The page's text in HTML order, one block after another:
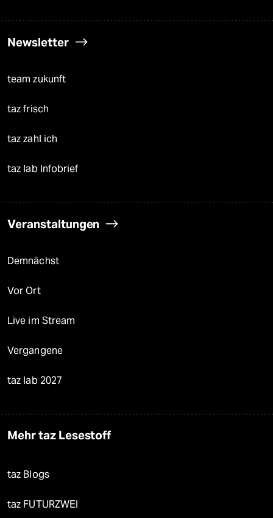
Newsletter
team zukunft
taz frisch
taz zahl ich
taz lab Infobrief
Veranstaltungen
Demnächst
Vor Ort
Live im Stream
Vergangene
taz lab 2027
Mehr taz Lesestoff
taz Blogs
taz FUTURZWEI